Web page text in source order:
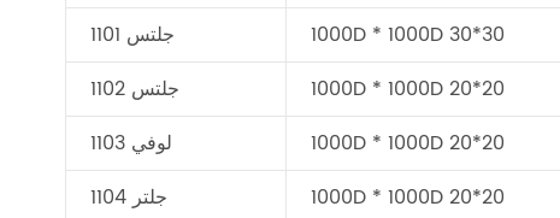
جلتس 1101
1000D * 1000D 30*30
جلتس 1102
1000D * 1000D 20*20
لوفي 1103
1000D * 1000D 20*20
جلتر 1104
1000D * 1000D 20*20